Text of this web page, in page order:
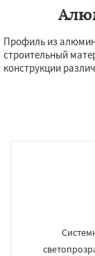
Профиль из
строительный
конструкции